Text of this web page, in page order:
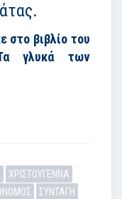
στο βιβλίο του
γλυκά των
ΧΡΙΣΤΟΥΓΕΝΝΑ
ΣΥΝΤΑΓΗ